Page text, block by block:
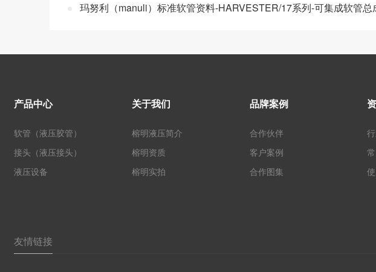
玛努利（manuli）标准软管资料-HARVESTER/17系列-可集成软管总
产品中心
软管（液压胶管）
接头（液压接头）
液压设备
关于我们
榕明液压简介
榕明资质
榕明实拍
品牌案例
合作伙伴
客户案例
合作图集
友情链接